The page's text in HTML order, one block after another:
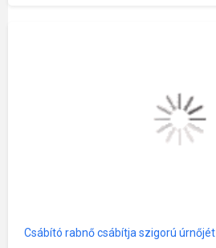
Csábító rabnő csábítja szigorú úrnőjét